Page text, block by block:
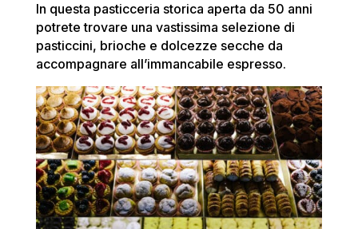
In questa pasticceria storica aperta da 50 anni
potrete trovare una vastissima selezione di
pasticcini, brioche e dolcezze secche da
accompagnare all’immancabile espresso.